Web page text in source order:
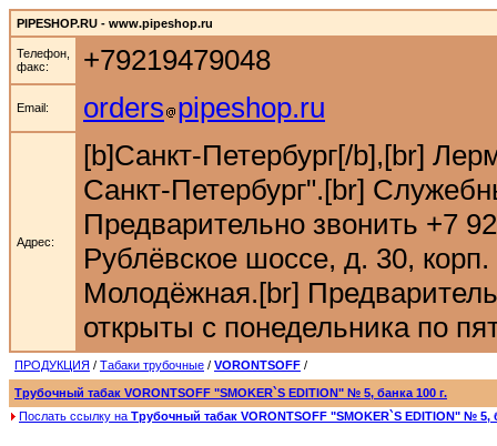
PIPESHOP.RU - www.pipeshop.ru
Телефон,
факс:
+79219479048
Email: orders pipeshop.ru
Адрес:
[b]Санкт-Петербург[/b],[br]
Санкт-Петербург".[br]
Предварительно звонить +7
Рублёвское шоссе, д. 30,
Молодёжная.[br]
открыты с понедельника по
ПРОДУКЦИЯ / Табаки трубочные / VORONTSOFF /
Трубочный табак VORONTSOFF "SMOKER`S EDITION" № 5, банка 100 г.
Послать ссылку на Трубочный табак VORONTSOFF "SMOKER`S EDITION" № 5,